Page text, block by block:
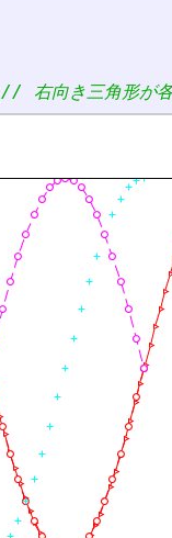
// 右向き三角形が各